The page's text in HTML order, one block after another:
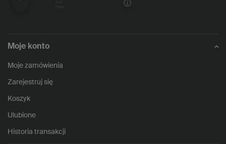
Moje konto
Moje zamówienia
Zarejestruj się
Koszyk
Ulubione
Historia transakcji